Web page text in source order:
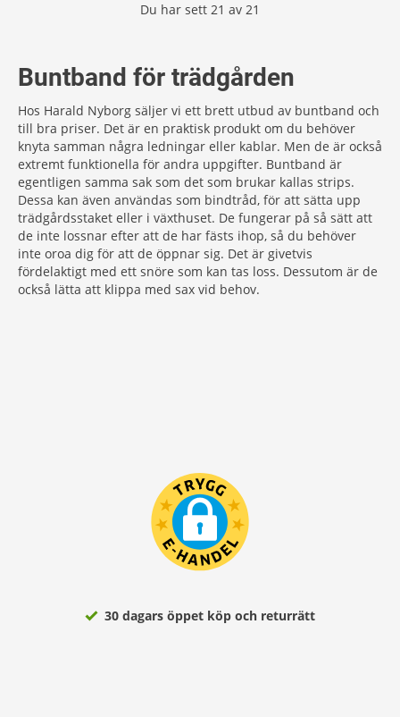
Du har sett 21 av 21
Buntband för trädgården
Hos Harald Nyborg säljer vi ett brett utbud av buntband och
till bra priser. Det är en praktisk produkt om du behöver
knyta samman några ledningar eller kablar. Men de är också
extremt funktionella för andra uppgifter. Buntband är
egentligen samma sak som det som brukar kallas strips.
Dessa kan även användas som bindtråd, för att sätta upp
trädgårdsstaket eller i växthuset. De fungerar på så sätt att
de inte lossnar efter att de har fästs ihop, så du behöver
inte oroa dig för att de öppnar sig. Det är givetvis
fördelaktigt med ett snöre som kan tas loss. Dessutom är de
också lätta att klippa med sax vid behov.
30 dagars öppet köp och returrätt